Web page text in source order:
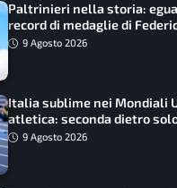
Paltrinieri nella storia:
record di medaglie di
9 Agosto 2026
Italia sublime nei Mondiali
atletica: seconda dietro
medagliere
9 Agosto 2026